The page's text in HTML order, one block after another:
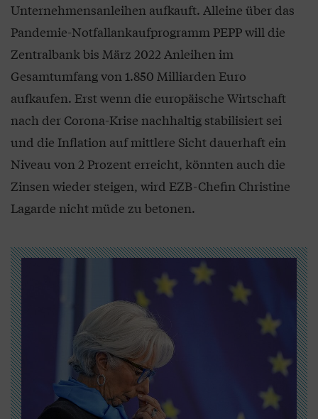
Unternehmensanleihen aufkauft. Alleine über das
Pandemie-Notfallankaufprogramm PEPP will die
Zentralbank bis März 2022 Anleihen im
Gesamtumfang von 1.850 Milliarden Euro
aufkaufen. Erst wenn die europäische Wirtschaft
nach der Corona-Krise nachhaltig stabilisiert sei
und die Inflation auf mittlere Sicht dauerhaft ein
Niveau von 2 Prozent erreicht, könnten auch die
Zinsen wieder steigen, wird EZB-Chefin Christine
Lagarde nicht müde zu betonen.